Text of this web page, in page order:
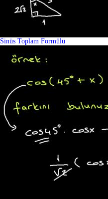
Sinüs Toplam Formülü